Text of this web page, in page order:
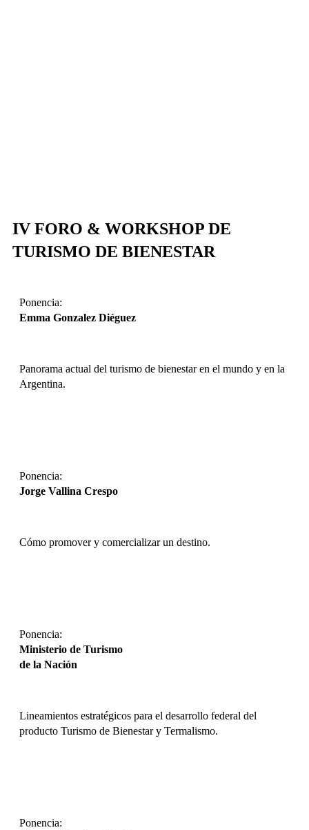
IV FORO & WORKSHOP DE
TURISMO DE BIENESTAR​
Ponencia:
Emma Gonzalez Diéguez
Panorama actual del turismo de bienestar en el mundo y en la
Argentina.
Ponencia:
Jorge Vallina Crespo
Cómo promover y comercializar un destino.
Ponencia:
Ministerio de Turismo
de la Nación
Lineamientos estratégicos para el desarrollo federal del
producto Turismo de Bienestar y Termalismo.
Ponencia: